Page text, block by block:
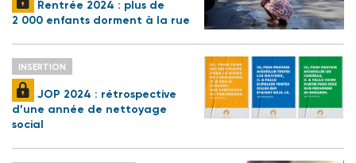
Rentrée 2024 : plus de
2 000 enfants dorment à la rue
INSERTION
JOP 2024 : rétrospective
d’une année de nettoyage
social